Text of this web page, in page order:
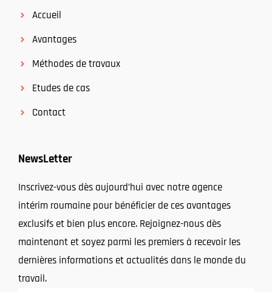
Accueil
Avantages
Méthodes de travaux
Etudes de cas
Contact
NewsLetter
Inscrivez-vous dès aujourd’hui avec notre agence
intérim roumaine pour bénéficier de ces avantages
exclusifs et bien plus encore. Rejoignez-nous dès
maintenant et soyez parmi les premiers à recevoir les
dernières informations et actualités dans le monde du
travail.